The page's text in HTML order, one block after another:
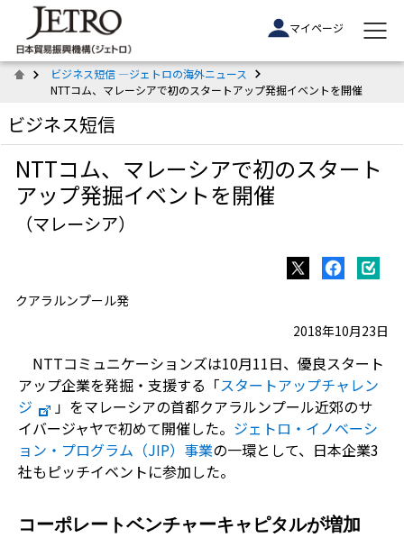
マイページ
ビジネス短信 ―ジェトロの海外ニュース
NTTコム、マレーシアで初のスタートアップ発掘イベントを開催
ビジネス短信
NTTコム、マレーシアで初のスタート
アップ発掘イベントを開催
（マレーシア）
クアラルンプール発
2018年10月23日
NTTコミュニケーションズは10月11日、優良スタート
アップ企業を発掘・支援する「スタートアップチャレン
ジ
」をマレーシアの首都クアラルンプール近郊のサ
イバージャヤで初めて開催した。 ジェトロ・イノベーシ
ョン・プログラム（JIP）事業の一環として、日本企業3
社もピッチイベントに参加した。
コーポレートベンチャーキャピタルが増加